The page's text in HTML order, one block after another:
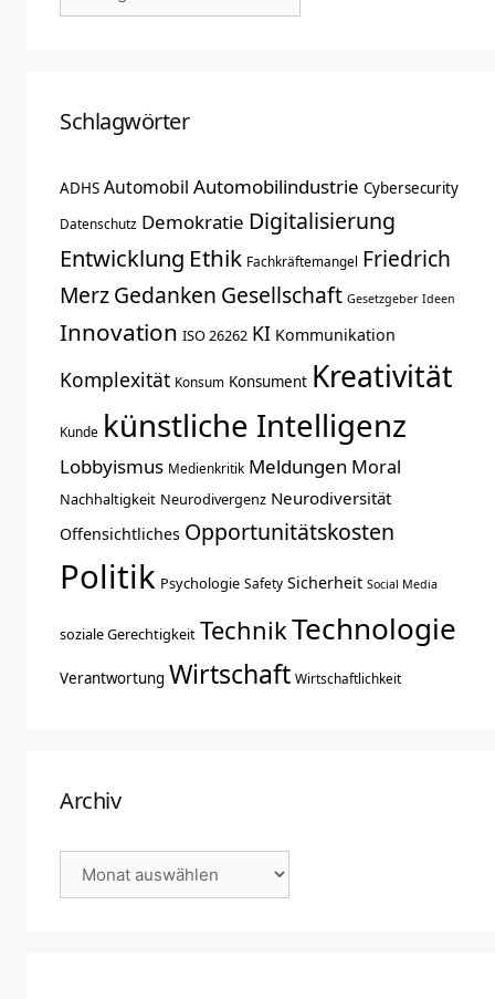
Schlagwörter
ADHS Automobil Automobilindustrie Cybersecurity
Datenschutz Demokratie Digitalisierung
Entwicklung Ethik Fachkräftemangel Friedrich
MerzGedanken Gesellschaft Gesetzgeber Ideen
Innovation ISO 26262 KI Kommunikation
Komplexität Konsum Konsument Kreativität
Kunde künstliche Intelligenz
Lobbyismus Medienkritik Meldungen Moral
Nachhaltigkeit Neurodivergenz Neurodiversität
Offensichtliches Opportunitätskosten
Politik Psychologie Safety Sicherheit Social Media
soziale Gerechtigkeit TechnikTechnologie
Verantwortung Wirtschaft Wirtschaftlichkeit
Archiv
Archiv